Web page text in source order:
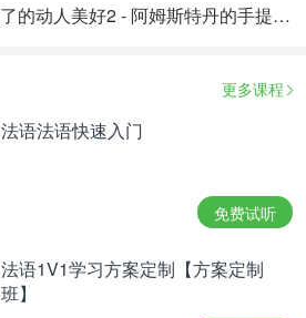
【法语】袋你找回遗失了的动人美好2 - 阿姆斯特丹的手提包博物馆
更多课程
法语法语快速入门
免费试听
法语1V1学习方案定制【方案定制
班】